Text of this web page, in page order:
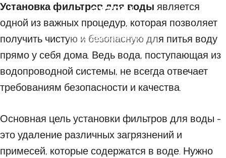
этапы.
05 ДЕКАБРЯ 2023
Установка фильтров для воды является
одной из важных процедур, которая позволяет
получить чистую и безопасную для питья воду
прямо у себя дома. Ведь вода, поступающая из
водопроводной системы, не всегда отвечает
требованиям безопасности и качества.
Основная цель установки фильтров для воды -
это удаление различных загрязнений и
примесей, которые содержатся в воде. Нужно